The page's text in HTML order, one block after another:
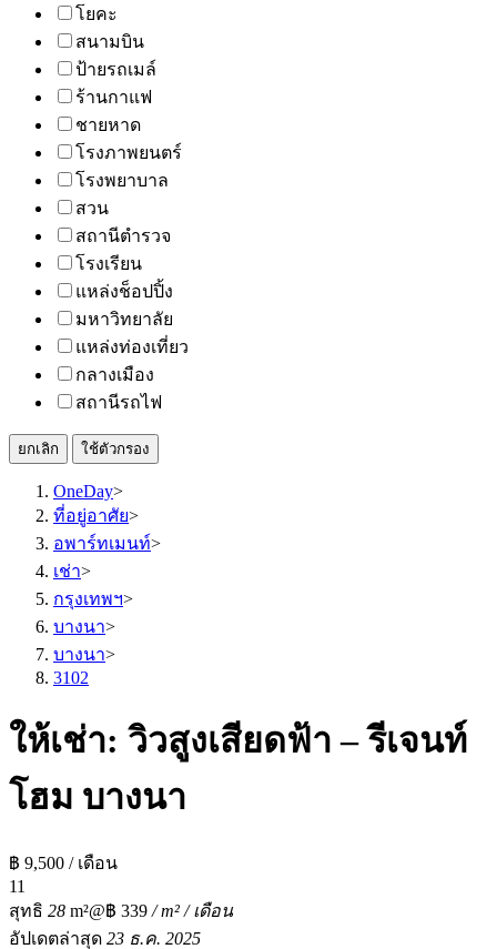
โยคะ
สนามบิน
ป้ายรถเมล์
ร้านกาแฟ
ชายหาด
โรงภาพยนตร์
โรงพยาบาล
สวน
สถานีตำรวจ
โรงเรียน
แหล่งช็อปปิ้ง
มหาวิทยาลัย
แหล่งท่องเที่ยว
กลางเมือง
สถานีรถไฟ
ยกเลิก ใช้ตัวกรอง
OneDay>
ที่อยู่อาศัย>
อพาร์ทเมนท์>
เช่า>
กรุงเทพฯ>
บางนา>
บางนา>
3102
ให้เช่า: วิวสูงเสียดฟ้า – รีเจนท์
โฮม บางนา
฿ 9,500 / เดือน
11
สุทธิ 28 m²@฿ 339 / m² / เดือน
อัปเดตล่าสุด 23 ธ.ค. 2025